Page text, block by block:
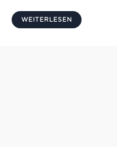
WEITERLESEN